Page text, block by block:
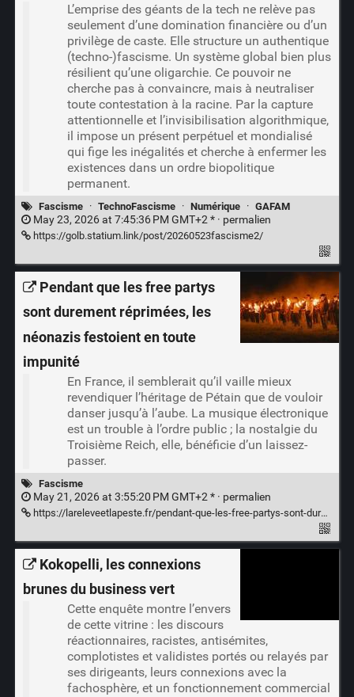
L’emprise des géants de la tech ne relève pas
seulement d’une domination financière ou d’un
privilège de caste. Elle structure un authentique
(techno-)fascisme. Un système global bien plus
résilient qu’une oligarchie. Ce pouvoir ne
cherche pas à convaincre, mais à neutraliser
toute contestation à la racine. Par la capture
attentionnelle et l’invisibilisation algorithmique,
il impose un présent perpétuel et mondialisé
qui fige les inégalités et cherche à enfermer les
existences dans un ordre biopolitique
permanent.
Fascisme · TechnoFascisme · Numérique · GAFAM
May 23, 2026 at 7:45:36 PM GMT+2 * · permalien
https://golb.statium.link/post/20260523fascisme2/
Pendant que les free partys
sont durement réprimées, les
néonazis festoient en toute
impunité
En France, il semblerait qu’il vaille mieux
revendiquer l’héritage de Pétain que de vouloir
danser jusqu’à l’aube. La musique électronique
est un trouble à l’ordre public ; la nostalgie du
Troisième Reich, elle, bénéficie d’un laissez-
passer.
Fascisme
May 21, 2026 at 3:55:20 PM GMT+2 * · permalien
https://lareleveetlapeste.fr/pendant-que-les-free-partys-sont-durement-reprimees-les-neonazis-festoient-en-toute-impunite/
Kokopelli, les connexions
brunes du business vert
Cette enquête montre l’envers
de cette vitrine : les discours
réactionnaires, racistes, antisémites,
complotistes et validistes portés ou relayés par
ses dirigeants, leurs connexions avec la
fachosphère, et un fonctionnement commercial